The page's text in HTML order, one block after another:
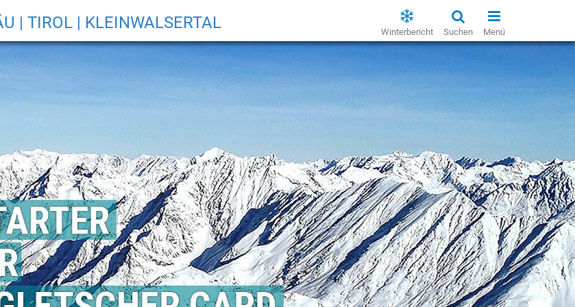
| TIROL | KLEINWALSERTAL Menü
Suchen
Winterbericht